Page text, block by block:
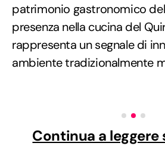
patrimonio gastronomico del
presenza nella cucina del
rappresenta un segnale di
ambiente tradizionalmente
Continua a leggere